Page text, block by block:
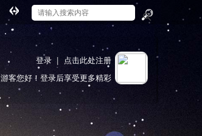
索
切
换
宽
版
登录
点击此处注册
游客您好！登录后享受更多精彩